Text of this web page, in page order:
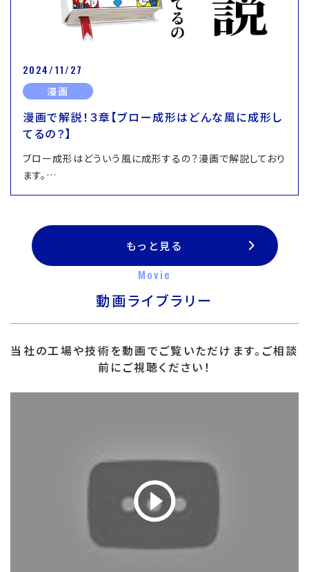
2024/11/27
漫画
漫画で解説！３章【ブロー成形はどんな風に成形し
てるの？】
ブロー成形はどういう風に成形するの？漫画で解説しており
ます。…
もっと見る
Movie
動画ライブラリー
当社の工場や技術を動画でご覧いただけます。ご相談
前にご視聴ください！